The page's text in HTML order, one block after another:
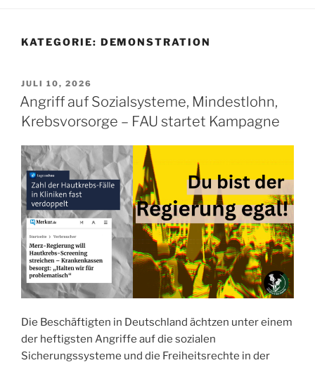
KATEGORIE: DEMONSTRATION
VERÖFFENTLICHT
AM
JULI 10, 2026
Angriff auf Sozialsysteme, Mindestlohn,
Krebsvorsorge – FAU startet Kampagne
Die Beschäftigten in Deutschland ächtzen unter einem
der heftigsten Angriffe auf die sozialen
Sicherungssysteme und die Freiheitsrechte in der